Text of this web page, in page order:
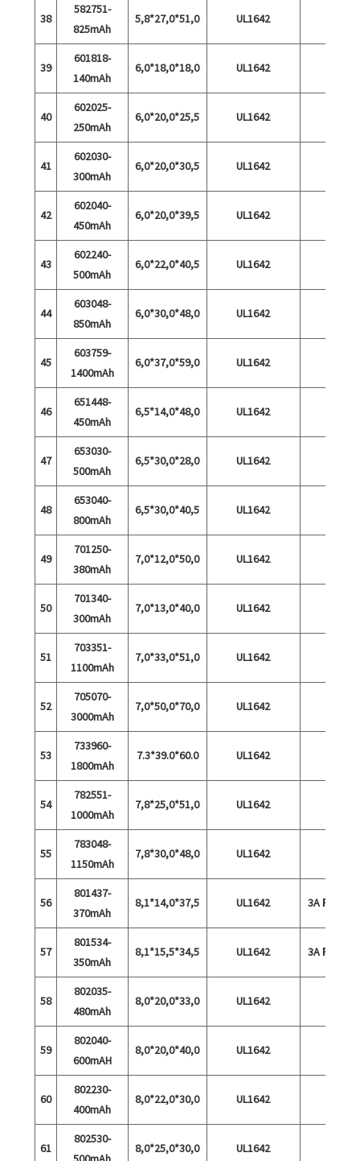
38
582751-
825mAh
5,8*27,0*51,0 UL1642
39
601818-
140mAh
6,0*18,0*18,0 UL1642
40
602025-
250mAh
6,0*20,0*25,5 UL1642
41
602030-
300mAh
6,0*20,0*30,5 UL1642
42
602040-
450mAh
6,0*20,0*39,5 UL1642
43
602240-
500mAh
6,0*22,0*40,5 UL1642
44
603048-
850mAh
6,0*30,0*48,0 UL1642
45
603759-
1400mAh
6,0*37,0*59,0 UL1642
46
651448-
450mAh
6,5*14,0*48,0 UL1642
47
653030-
500mAh
6,5*30,0*28,0 UL1642
48
653040-
800mAh
6,5*30,0*40,5 UL1642
49
701250-
380mAh
7,0*12,0*50,0 UL1642
50
701340-
300mAh
7,0*13,0*40,0 UL1642
51
703351-
1100mAh
7,0*33,0*51,0 UL1642
52
705070-
3000mAh
7,0*50,0*70,0 UL1642
53
733960-
1800mAh
7.3*39.0*60.0 UL1642
54
782551-
1000mAh
7,8*25,0*51,0 UL1642
55
783048-
1150mAh
7,8*30,0*48,0 UL1642
56
801437-
370mAh
8,1*14,0*37,5 UL1642 3A
57
801534-
350mAh
8,1*15,5*34,5 UL1642 3A
58
802035-
480mAh
8,0*20,0*33,0 UL1642
59
802040-
600mAH
8,0*20,0*40,0 UL1642
60
802230-
400mAh
8,0*22,0*30,0 UL1642
61
802530-
8,0*25,0*30,0 UL1642